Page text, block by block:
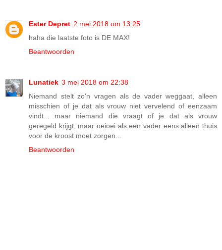
Ester Depret 2 mei 2018 om 13:25
haha die laatste foto is DE MAX!
Beantwoorden
Lunatiek 3 mei 2018 om 22:38
Niemand stelt zo'n vragen als de vader weggaat, alleen
misschien of je dat als vrouw niet vervelend of eenzaam
vindt... maar niemand die vraagt of je dat als vrouw
geregeld krijgt, maar oeioei als een vader eens alleen thuis
voor de kroost moet zorgen...
Beantwoorden